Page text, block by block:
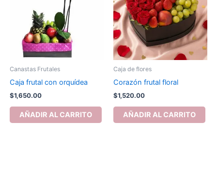
Canastas Frutales
Caja frutal con orquídea
$1,650.00
AÑADIR AL CARRITO
Caja de flores
Corazón frutal floral
$1,520.00
AÑADIR AL CARRITO